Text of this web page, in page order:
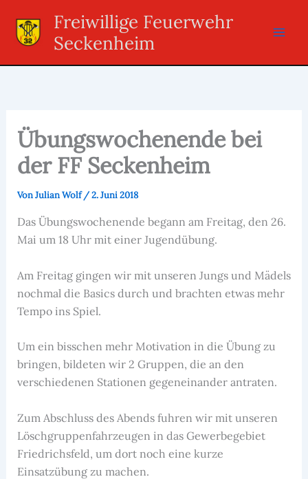
Inhalt
springen
Freiwillige Feuerwehr
Seckenheim
Übungswochenende bei
der FF Seckenheim
VonJulian Wolf/2. Juni 2018
Das Übungswochenende begann am Freitag, den 26.
Mai um 18 Uhr mit einer Jugendübung.
Am Freitag gingen wir mit unseren Jungs und Mädels
nochmal die Basics durch und brachten etwas mehr
Tempo ins Spiel.
Um ein bisschen mehr Motivation in die Übung zu
bringen, bildeten wir 2 Gruppen, die an den
verschiedenen Stationen gegeneinander antraten.
Zum Abschluss des Abends fuhren wir mit unseren
Löschgruppenfahrzeugen in das Gewerbegebiet
Friedrichsfeld, um dort noch eine kurze
Einsatzübung zu machen.